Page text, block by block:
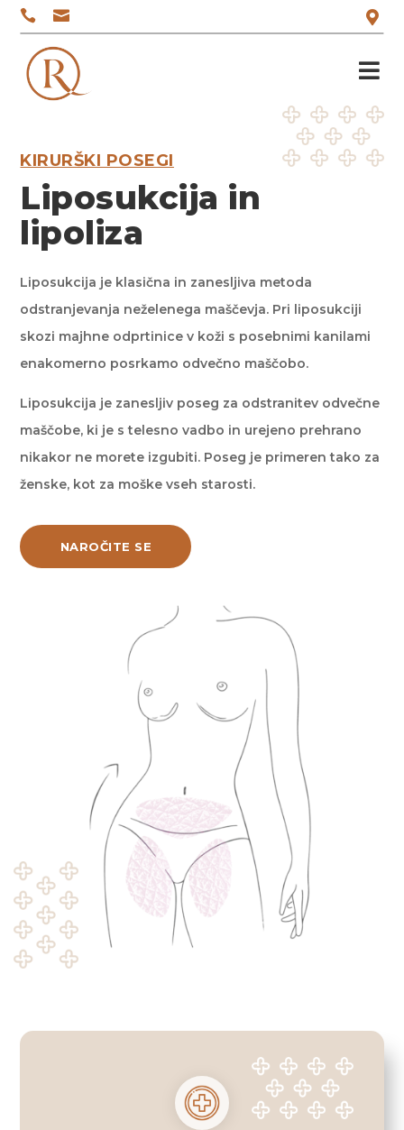
  

KIRURŠKI POSEGI
Liposukcija in
lipoliza
Liposukcija je klasična in zanesljiva metoda
odstranjevanja neželenega maščevja. Pri liposukciji
skozi majhne odprtinice v koži s posebnimi kanilami
enakomerno posrkamo odvečno maščobo.
Liposukcija je zanesljiv poseg za odstranitev odvečne
maščobe, ki je s telesno vadbo in urejeno prehrano
nikakor ne morete izgubiti. Poseg je primeren tako za
ženske, kot za moške vseh starosti.
NAROČITE SE